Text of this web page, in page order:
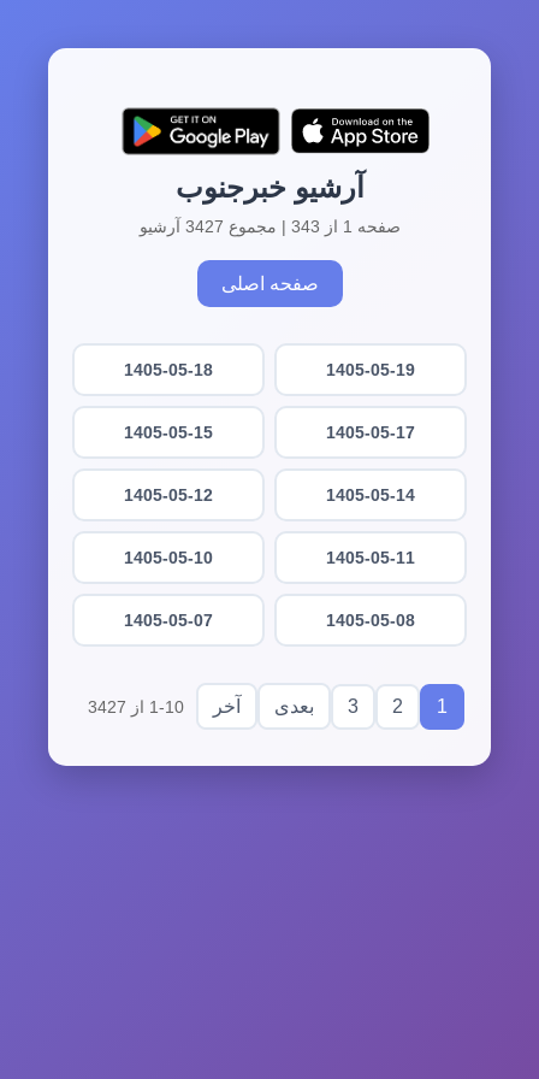
آرشیو خبرجنوب
صفحه 1 از 343 | مجموع 3427 آرشیو
صفحه اصلی
1405-05-19
1405-05-18
1405-05-17
1405-05-15
1405-05-14
1405-05-12
1405-05-11
1405-05-10
1405-05-08
1405-05-07
1
2
3 بعدی آخر 1-10 از 3427